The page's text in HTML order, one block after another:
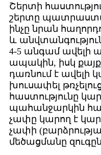
Շերտի
շերտը
ինչը նրան
և
4-5 անգամ ավելի
ապակին, իսկ
դառնում է ավելի
խուսափել
հաստությունը
պահանջարկին
չափը կարող է
չափի
մեծացմանը